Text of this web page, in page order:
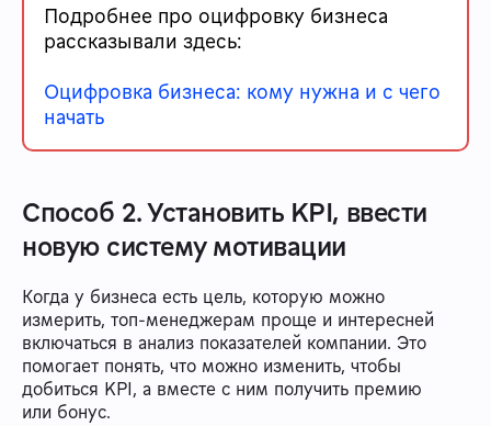
Подробнее про оцифровку бизнеса
рассказывали здесь:
Оцифровка бизнеса: кому нужна и с чего
начать
Способ 2. Установить KPI, ввести
новую систему мотивации
Когда у бизнеса есть цель, которую можно
измерить, топ-менеджерам проще и интересней
включаться в анализ показателей компании. Это
помогает понять, что можно изменить, чтобы
добиться KPI, а вместе с ним получить премию
или бонус.